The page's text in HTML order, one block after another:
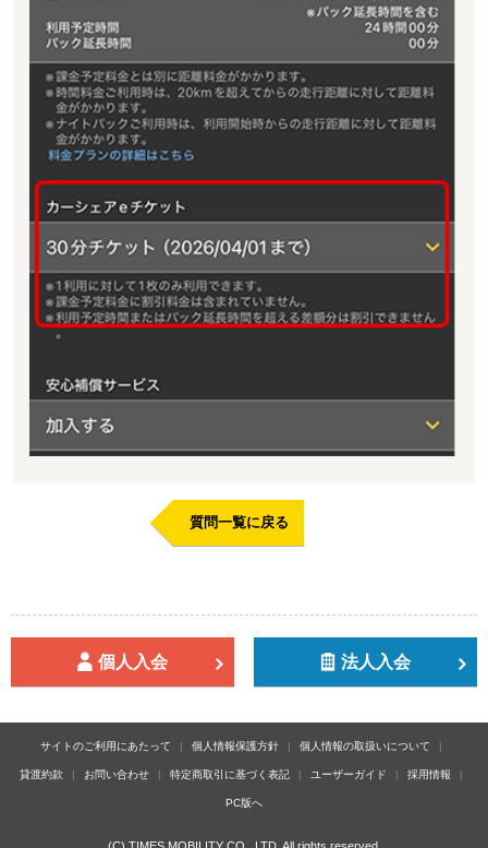
質問一覧に戻る
個人入会 法人入会
サイトのご利用にあたって 個人情報保護方針 個人情報の取扱いについて
貸渡約款 お問い合わせ 特定商取引に基づく表記 ユーザーガイド 採用情報
PC版へ
(C) TIMES MOBILITY CO., LTD. All rights reserved.